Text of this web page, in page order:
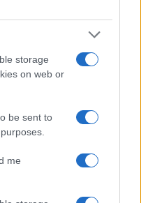
storage
on web or
be sent to
me
ograja po meri: kako
dogodkov do
evrov sredstev